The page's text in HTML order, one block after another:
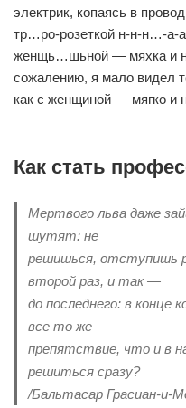
электрик, копаясь в
тр…ро-розеткой н-н-н…-
женщь…шьной — мяхка и
сожалению, я мало видел
как с женщиной — мягко и
Как стать
Мертвого льва даже
шутят: не
решишься, отступишь
второй раз, и так —
до последнего: в конце
все то же
препятствие, что и в
решиться сразу?
/Бальтасар Грасиан-и-